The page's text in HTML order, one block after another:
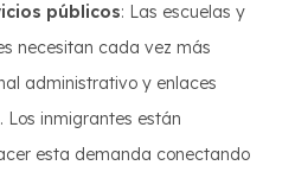
públicos: Las escuelas y
necesitan cada vez más
administrativo y enlaces
Los inmigrantes están
esta demanda conectando